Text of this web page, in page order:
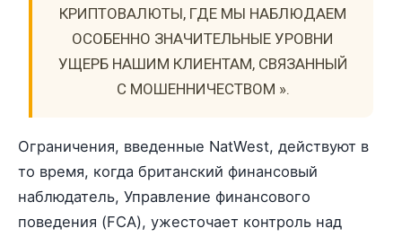
КРИПТОВАЛЮТЫ, ГДЕ МЫ НАБЛЮДАЕМ
ОСОБЕННО ЗНАЧИТЕЛЬНЫЕ УРОВНИ
УЩЕРБ НАШИМ КЛИЕНТАМ, СВЯЗАННЫЙ
С МОШЕННИЧЕСТВОМ ».
Ограничения, введенные NatWest, действуют в
то время, когда британский финансовый
наблюдатель, Управление финансового
поведения (FCA), ужесточает контроль над